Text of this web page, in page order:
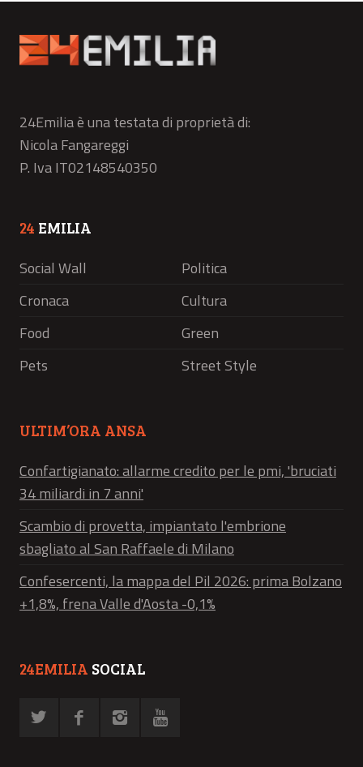
24Emilia è una testata di proprietà di:
Nicola Fangareggi
P. Iva IT02148540350
24 EMILIA
Social Wall
Politica
Cronaca
Cultura
Food
Green
Pets
Street Style
ULTIM’ORA ANSA
Confartigianato: allarme credito per le pmi, 'bruciati
34 miliardi in 7 anni'
Scambio di provetta, impiantato l'embrione
sbagliato al San Raffaele di Milano
Confesercenti, la mappa del Pil 2026: prima Bolzano
+1,8%, frena Valle d'Aosta -0,1%
24EMILIA SOCIAL